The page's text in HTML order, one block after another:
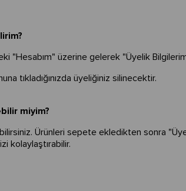
"Hesabım" üzerine gelerek "Üyelik
tıkladığınızda üyeliğiniz silinecektir.
miyim?
Ürünleri sepete ekledikten sonra
kolaylaştırabilir.